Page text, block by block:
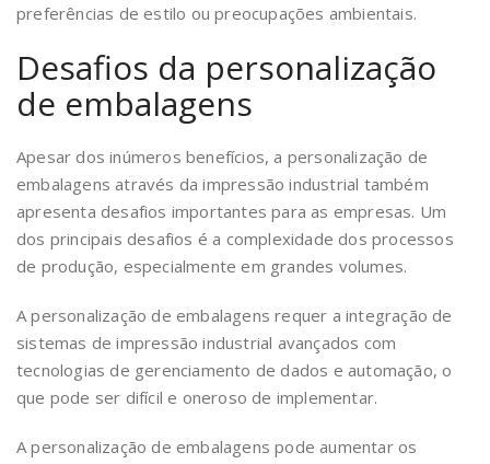
preferências de estilo ou preocupações ambientais.
Desafios da personalização
de embalagens
Apesar dos inúmeros benefícios, a personalização de
embalagens através da impressão industrial também
apresenta desafios importantes para as empresas. Um
dos principais desafios é a complexidade dos processos
de produção, especialmente em grandes volumes.
A personalização de embalagens requer a integração de
sistemas de impressão industrial avançados com
tecnologias de gerenciamento de dados e automação, o
que pode ser difícil e oneroso de implementar.
A personalização de embalagens pode aumentar os